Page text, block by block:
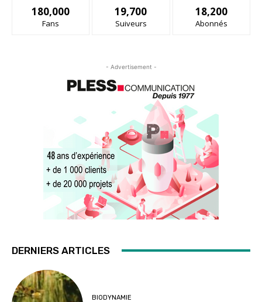
180,000
Fans
19,700
Suiveurs
18,200
Abonnés
- Advertisement -
DERNIERS ARTICLES
BIODYNAMIE